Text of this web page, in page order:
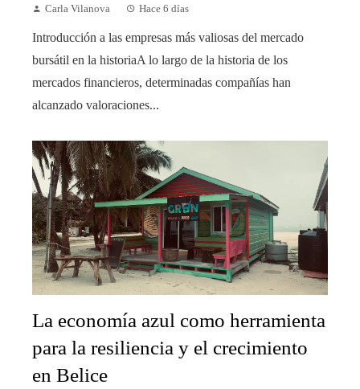
Carla Vilanova Hace 6 días
Introducción a las empresas más valiosas del mercado
bursátil en la historiaA lo largo de la historia de los
mercados financieros, determinadas compañías han
alcanzado valoraciones...
La economía azul como herramienta
para la resiliencia y el crecimiento
en Belice